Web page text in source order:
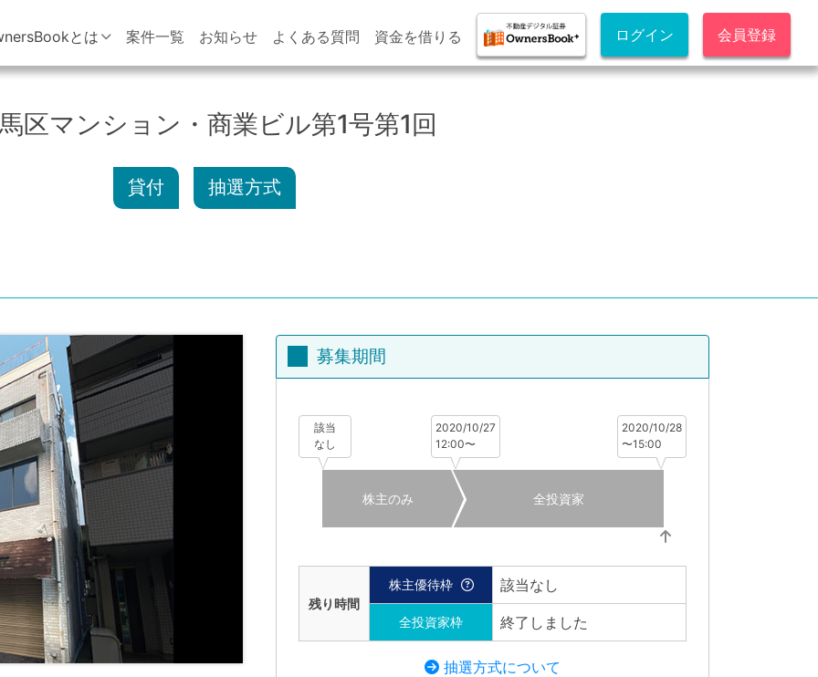
とは 案件一覧 お知らせ よくある質問 資金を借りる ログイン 会員登録
区マンション・商業ビル第1号第1回
貸付 抽選方式
募集期間
該当
なし
2020/10/27
12:00〜
2020/10/28
〜15:00
株主のみ 全投資家
残り時間
株主優待枠 該当なし
全投資家枠 終了しました
抽選方式について